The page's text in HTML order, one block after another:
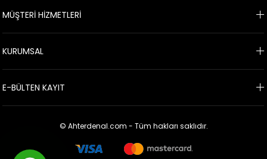
MÜŞTERİ HİZMETLERİ
KURUMSAL
E-BÜLTEN KAYIT
© Ahterdenal.com - Tüm hakları saklıdır.